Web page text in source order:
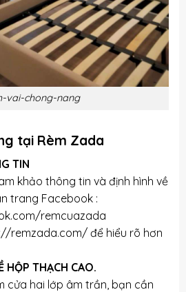
vai-chong-nang
tại Rèm Zada
TIN
khảo thông tin và định hình về
trang Facebook :
remcuazada
remzada.com/ để hiểu rõ hơn
HỘP THẠCH CAO.
cửa hai lớp âm trần, bạn cần